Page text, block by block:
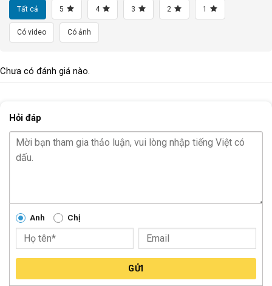
CÂN NẶNG
TỐC ĐỘ
TRỤC GIỮA
CỐT BÁNH TRƯỚC
Tất cả 5 4 3 2 1
Có video Có ảnh
Chưa có đánh giá nào.
Hỏi đáp
Anh Chị
GỬI